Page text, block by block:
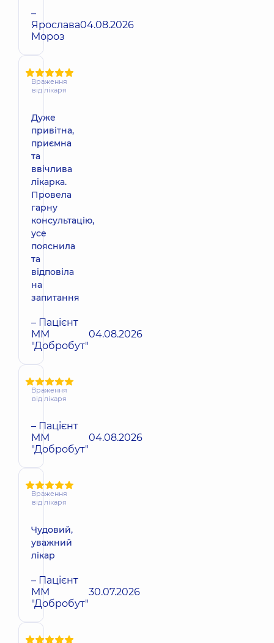
–
Ярослава
Мороз
04.08.2026
Враження
від лікаря
Дуже
привітна,
приємна
та
ввічлива
лікарка.
Провела
гарну
консультацію,
усе
пояснила
та
відповіла
на
запитання
– Пацієнт
ММ
"Добробут"
04.08.2026
Враження
від лікаря
– Пацієнт
ММ
"Добробут"
04.08.2026
Враження
від лікаря
Чудовий,
уважний
лікар
– Пацієнт
ММ
"Добробут"
30.07.2026